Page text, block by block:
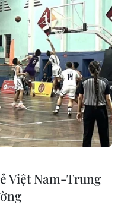
Việt Nam-Trung